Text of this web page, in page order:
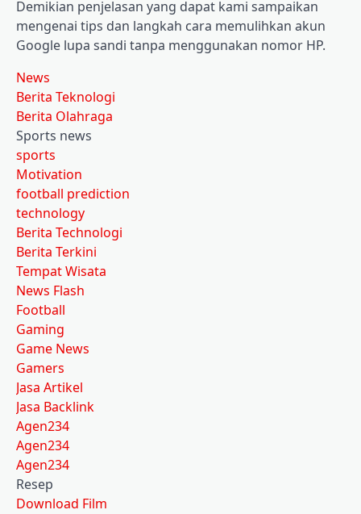
Demikian penjelasan yang dapat kami sampaikan
mengenai tips dan langkah cara memulihkan akun
Google lupa sandi tanpa menggunakan nomor HP.
News
Berita Teknologi
Berita Olahraga
Sports news
sports
Motivation
football prediction
technology
Berita Technologi
Berita Terkini
Tempat Wisata
News Flash
Football
Gaming
Game News
Gamers
Jasa Artikel
Jasa Backlink
Agen234
Agen234
Agen234
Resep
Download Film